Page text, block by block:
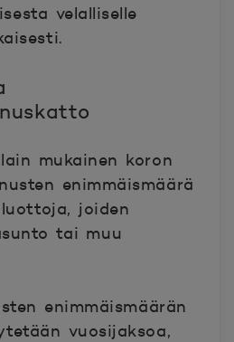
velalliselle
mukainen koron
enimmäismäärä
joiden
tai muu
enimmäismäärän
vuosijaksoa,